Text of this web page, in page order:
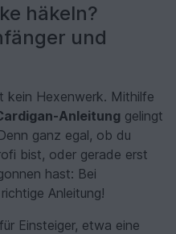
häkeln?
und
kein Hexenwerk. Mithilfe
Anleitung gelingt
ganz egal, ob du
bist, oder gerade erst
hast: Bei
Anleitung!
Einsteiger, etwa eine